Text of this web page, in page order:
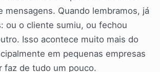
mensagens. Quando lembramos, já
ou o cliente sumiu, ou fechou
Isso acontece muito mais do
em pequenas empresas
faz de tudo um pouco.